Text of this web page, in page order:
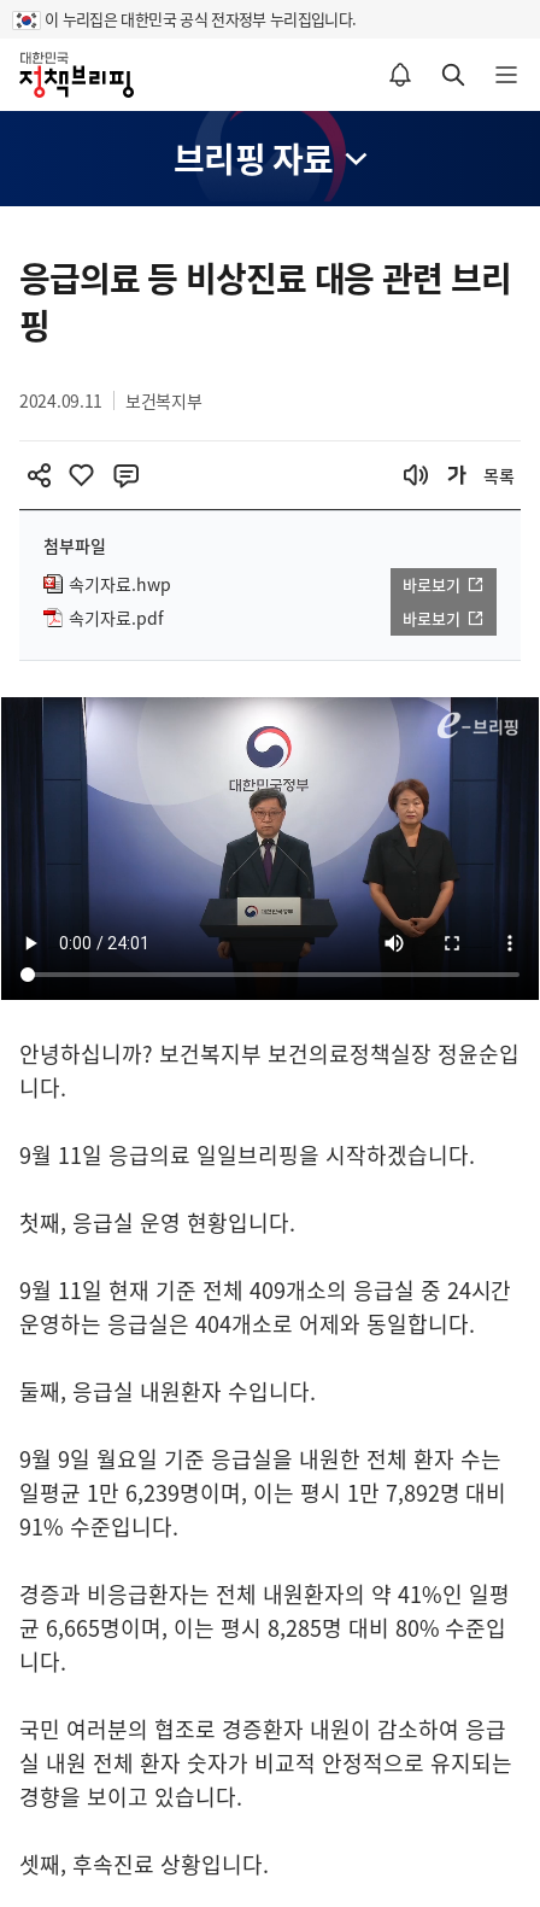
이 누리집은 대한민국 공식 전자정부 누리집입니다.
홈
알림설정 바로가기 검색 바로가기 메뉴 열기
브리핑 자료
텐
츠
영
응급의료 등 비상진료 대응 관련 브리
핑
2024.09.11 보건복지부
목록
첨부파일
속기자료.hwp
바로보기
속기자료.pdf 바로보기
안녕하십니까? 보건복지부 보건의료정책실장 정윤순입
니다.
9월 11일 응급의료 일일브리핑을 시작하겠습니다.
첫째, 응급실 운영 현황입니다.
9월 11일 현재 기준 전체 409개소의 응급실 중 24시간
운영하는 응급실은 404개소로 어제와 동일합니다.
둘째, 응급실 내원환자 수입니다.
9월 9일 월요일 기준 응급실을 내원한 전체 환자 수는
일평균 1만 6,239명이며, 이는 평시 1만 7,892명 대비
91% 수준입니다.
경증과 비응급환자는 전체 내원환자의 약 41%인 일평
균 6,665명이며, 이는 평시 8,285명 대비 80% 수준입
니다.
국민 여러분의 협조로 경증환자 내원이 감소하여 응급
실 내원 전체 환자 숫자가 비교적 안정적으로 유지되는
경향을 보이고 있습니다.
셋째, 후속진료 상황입니다.